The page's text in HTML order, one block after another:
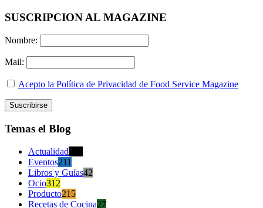
SUSCRIPCION AL MAGAZINE
Nombre:
Mail:
Acepto la Política de Privacidad de Food Service Magazine
Temas el Blog
Actualidad
Eventos211
Libros y Guías42
Ocio312
Producto215
Recetas de Cocina27